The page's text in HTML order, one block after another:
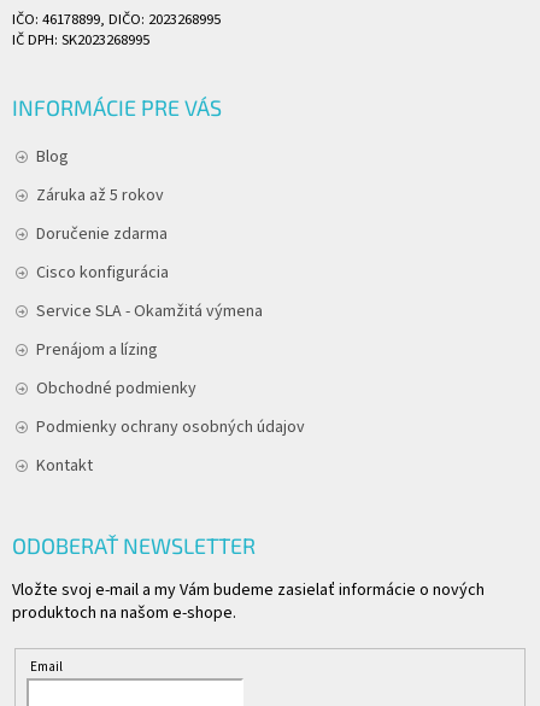
IČO: 46178899, DIČO: 2023268995
IČ DPH: SK2023268995
INFORMÁCIE PRE VÁS
Blog
Záruka až 5 rokov
Doručenie zdarma
Cisco konfigurácia
Service SLA - Okamžitá výmena
Prenájom a lízing
Obchodné podmienky
Podmienky ochrany osobných údajov
Kontakt
ODOBERAŤ NEWSLETTER
Vložte svoj e-mail a my Vám budeme zasielať informácie o nových
produktoch na našom e-shope.
Email